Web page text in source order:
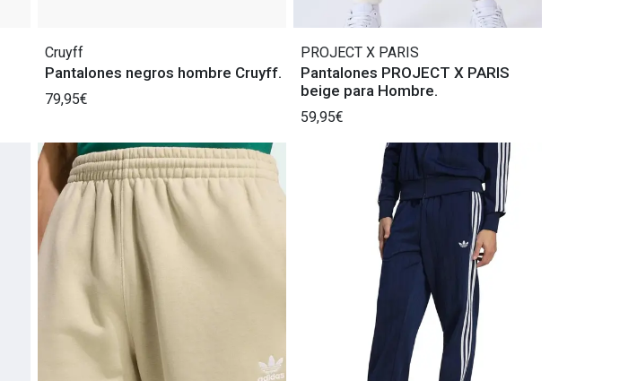
Cruyff
Pantalones negros hombre Cruyff.
79,95€
PROJECT X PARIS
Pantalones PROJECT X PARIS
beige para Hombre.
59,95€